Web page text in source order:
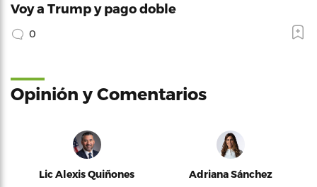
Voy a Trump y pago doble
0
Opinión y Comentarios
Lic Alexis Quiñones Adriana Sánchez